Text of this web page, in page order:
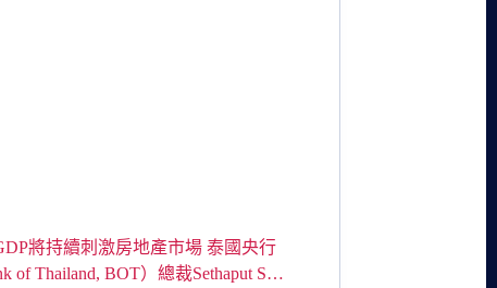
將持續刺激房地產市場 泰國央行
of Thailand, BOT）總裁Sethaput S…